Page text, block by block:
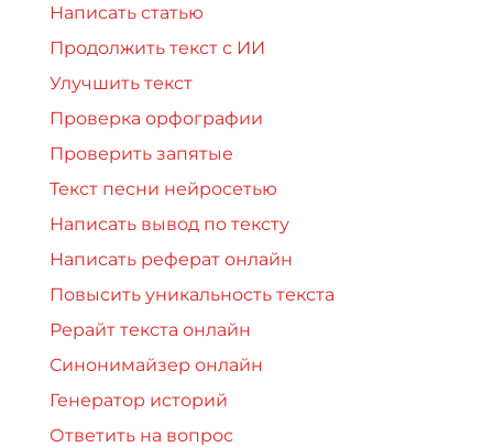
Написать статью
Продолжить текст с ИИ
Улучшить текст
Проверка орфографии
Проверить запятые
Текст песни нейросетью
Написать вывод по тексту
Написать реферат онлайн
Повысить уникальность текста
Рерайт текста онлайн
Синонимайзер онлайн
Генератор историй
Ответить на вопрос